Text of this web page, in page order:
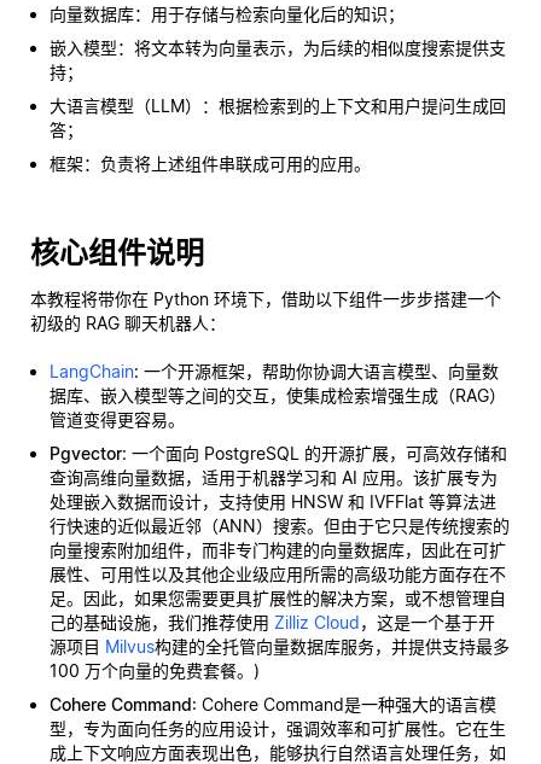
向量数据库：用于存储与检索向量化后的知识；
嵌入模型：将文本转为向量表示，为后续的相似度搜索提供支
持；
大语言模型（LLM）：根据检索到的上下文和用户提问生成回
答；
框架：负责将上述组件串联成可用的应用。
核心组件说明
本教程将带你在 Python 环境下，借助以下组件一步步搭建一个
初级的 RAG 聊天机器人：
LangChain: 一个开源框架，帮助你协调大语言模型、向量数
据库、嵌入模型等之间的交互，使集成检索增强生成（RAG）
管道变得更容易。
Pgvector: 一个面向 PostgreSQL 的开源扩展，可高效存储和
查询高维向量数据，适用于机器学习和 AI 应用。该扩展专为
处理嵌入数据而设计，支持使用 HNSW 和 IVFFlat 等算法进
行快速的近似最近邻（ANN）搜索。但由于它只是传统搜索的
向量搜索附加组件，而非专门构建的向量数据库，因此在可扩
展性、可用性以及其他企业级应用所需的高级功能方面存在不
足。因此，如果您需要更具扩展性的解决方案，或不想管理自
己的基础设施，我们推荐使用 Zilliz Cloud，这是一个基于开
源项目 Milvus构建的全托管向量数据库服务，并提供支持最多
100 万个向量的免费套餐。)
Cohere Command: Cohere Command是一种强大的语言模
型，专为面向任务的应用设计，强调效率和可扩展性。它在生
成上下文响应方面表现出色，能够执行自然语言处理任务，如